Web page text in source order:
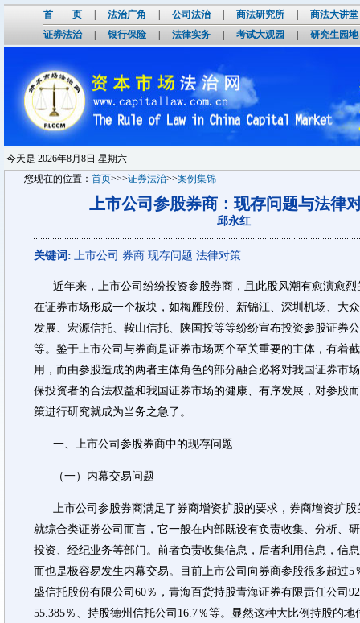
首 页 法治广角 公司法治| 商法研究所 商法大讲堂
证券法治| 银行保险 法律实务 考试大观园 研究生园地
今天是 2026年8月8日 星期六
您现在的位置：首页>>>证券法治>>案例集锦
上市公司参股券商：现存问题与法律
邱永红
关键词: 上市公司 券商 现存问题 法律对策
近年来，上市公司纷纷投资参股券商，且此股风潮有愈演愈烈
在证券市场形成一个板块，如梅雁股份、新锦江、深圳机场、大
发展、宏源信托、鞍山信托、陕国投等等纷纷宣布投资参股证券
等。鉴于上市公司与券商是证券市场两个至关重要的主体，有着
用，而由参股造成的两者主体角色的部分融合必将对我国证券市
保投资者的合法权益和我国证券市场的健康、有序发展，对参股
策进行研究就成为当务之急了。
一、上市公司参股券商中的现存问题
（一）内幕交易问题
上市公司参股券商满足了券商增资扩股的要求，券商增资扩股
就综合类证券公司而言，它一般在内部既设有负责收集、分析、
投资、经纪业务等部门。前者负责收集信息，后者利用信息，信
而也是极容易发生内幕交易。目前上市公司向券商参股很多超过
盛信托股份有限公司60％，青海百货持股青海证券有限责任公司
55.385％、持股德州信托公司16.7％等。显然这种大比例持股的